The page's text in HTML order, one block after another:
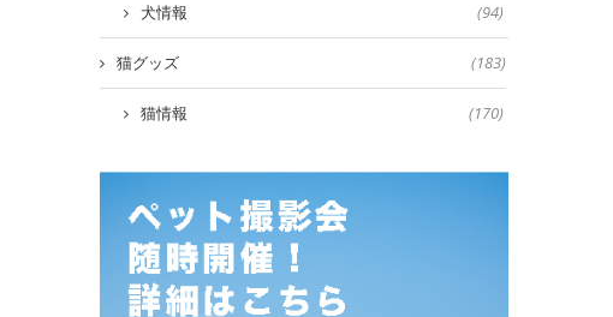
犬情報 (94)
猫グッズ (183)
猫情報 (170)